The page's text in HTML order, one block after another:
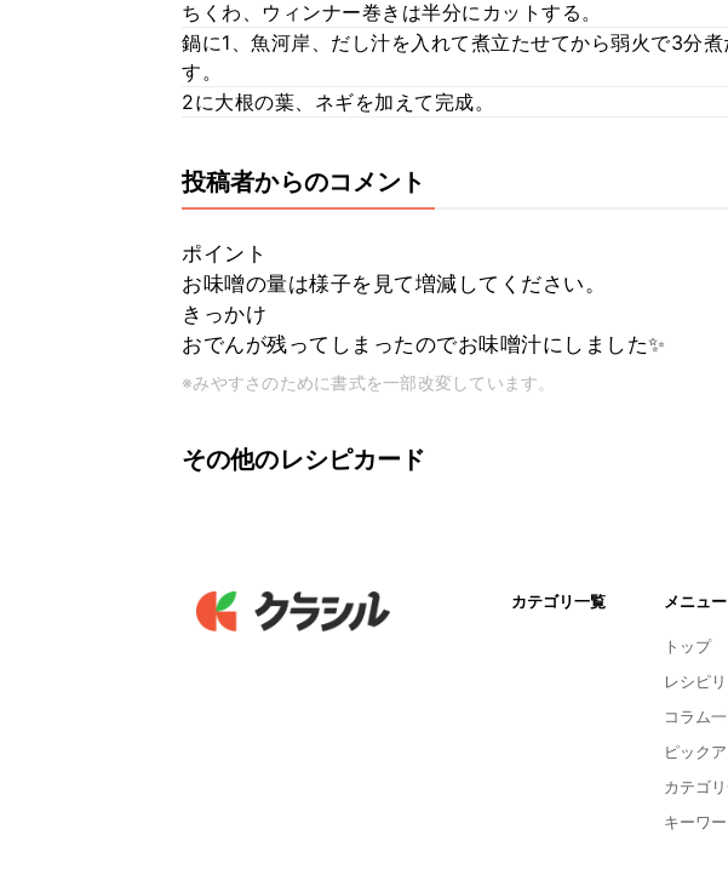
ちくわ、ウィンナー巻きは半分にカットする。
鍋に1、魚河岸、だし汁を入れて煮立たせてから弱火で3分
す。
2に大根の葉、ネギを加えて完成。
投稿者からのコメント
ポイント
お味噌の量は様子を見て増減してください。
きっかけ
おでんが残ってしまったのでお味噌汁にしました✨
※みやすさのために書式を一部改変しています。
その他のレシピカード
カテゴリ一覧 メニュー
トップ
レシピ
コラム
ピック
カテゴ
キーワ